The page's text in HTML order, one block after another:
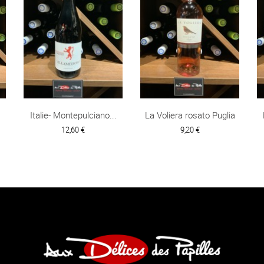
Italie- Montepulciano...
12,60 €
La Voliera rosato Puglia
9,20 €